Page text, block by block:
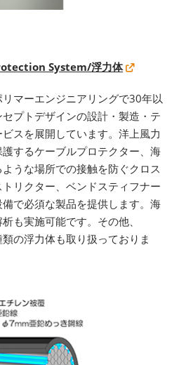
System/浮力体
マーエンジニアリングで30年以
プトデザインの設計・製造・テ
スを展開しています。洋上風力
するケーブルプロテクター、海
うな場所での接触を防ぐクロス
リクター、ベンドスティフナー
で必須な製品を提供します。海
も実施可能です。その他、
の浮力体も取り扱っておりま